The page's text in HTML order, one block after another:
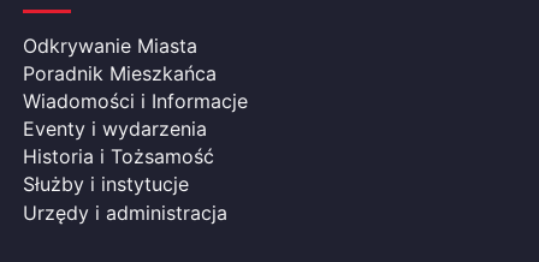
Odkrywanie Miasta
Poradnik Mieszkańca
Wiadomości i Informacje
Eventy i wydarzenia
Historia i Tożsamość
Służby i instytucje
Urzędy i administracja